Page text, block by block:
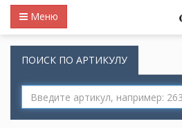
Меню
ПОИСК ПО АРТИКУЛУ